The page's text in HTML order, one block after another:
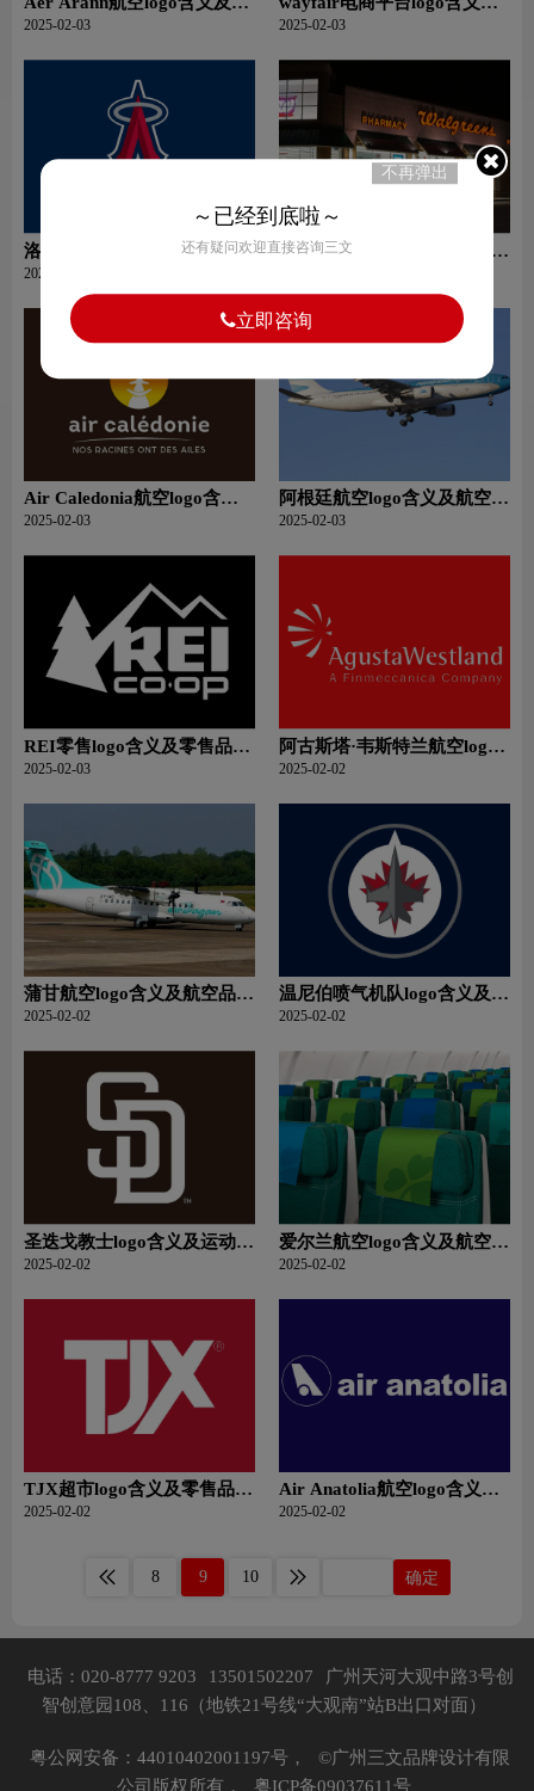
空品牌理念
2025-02-03
零售品牌理念
2025-02-03
洛杉矶天使队logo含义及运动
队品牌理念
2025-02-03
沃尔格林超市logo含义及零售
Air Caledonia航空logo含义
及航空品牌理念
2025-02-03
阿根廷航空logo含义及航空品
牌理念
2025-02-03
REI零售logo含义及零售品牌
理念
2025-02-03
阿古斯塔·韦斯特兰航空logo
含义及航空品牌理念
2025-02-02
蒲甘航空logo含义及航空品牌
理念
2025-02-02
温尼伯喷气机队logo含义及运
动队品牌理念
2025-02-02
圣迭戈教士logo含义及运动队
品牌理念
2025-02-02
爱尔兰航空logo含义及航空品
牌理念
2025-02-02
TJX超市logo含义及零售品牌
理念
2025-02-02
Air Anatolia航空logo含义及
航空品牌理念
2025-02-02
8 9 10 确定
电话：020-8777 9203 13501502207
广州天河大观中路3号创
智创意园108、116（地铁21号线“大观南”站B出口对面）
粤公网安备：44010402001197号，
©广州三文品牌设计有限
公司版权所有，
粤ICP备09037611号
不再弹出
～已经到底啦～
还有疑问欢迎直接咨询三文
立即咨询